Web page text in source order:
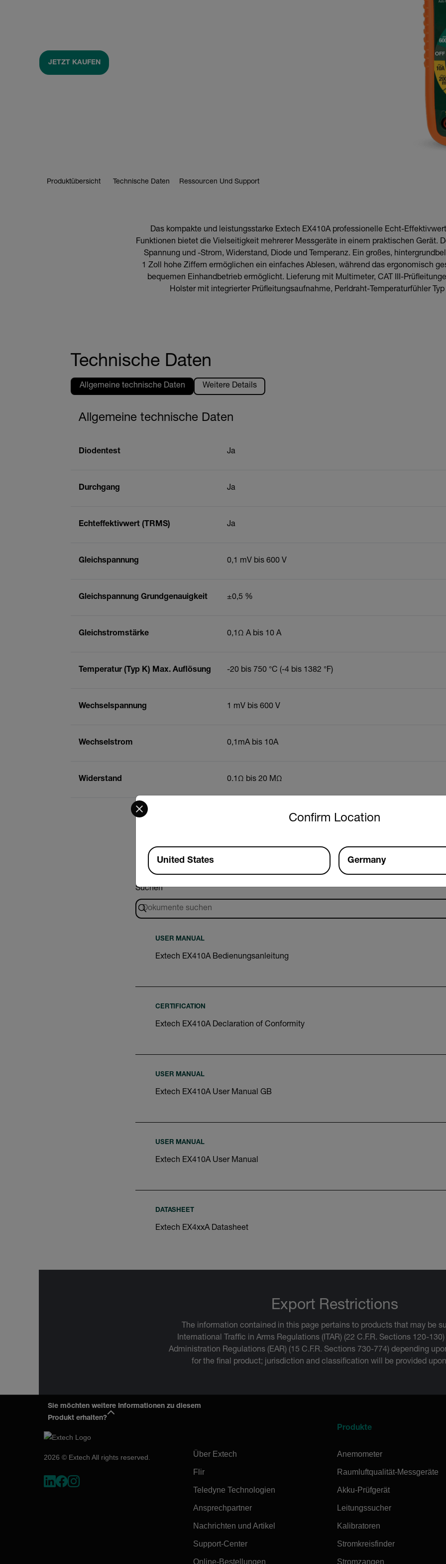
JETZT KAUFEN
Produktübersicht Technische Daten Ressourcen Und Support
Das kompakte und leistungsstarke Extech EX410A professionelle Echt-
Funktionen bietet die Vielseitigkeit mehrerer Messgeräte in einem praktischen Gerät.
Spannung und -Strom, Widerstand, Diode und Temperanz. Ein großes,
1 Zoll hohe Ziffern ermöglichen ein einfaches Ablesen, während das ergonomisch
bequemen Einhandbetrieb ermöglicht. Lieferung mit Multimeter, CAT III-
Holster mit integrierter Prüfleitungsaufnahme, Perldraht-Temperaturfühler
Technische Daten
Allgemeine technische Daten Weitere Details
Allgemeine technische Daten
Diodentest Ja
Durchgang Ja
Echteffektivwert (TRMS) Ja
Gleichspannung 0,1 mV bis 600 V
Gleichspannung Grundgenauigkeit ±0,5 %
Gleichstromstärke 0,1Ω A bis 10 A
Temperatur (Typ K) Max. Auflösung -20 bis 750 °C (-4 bis 1382 °F)
Wechselspannung 1 mV bis 600 V
Wechselstrom 0,1mA bis 10A
Widerstand 0.1Ω bis 20 MΩ
Dokumente
Suchen
USER MANUAL
Extech EX410A Bedienungsanleitung
CERTIFICATION
Extech EX410A Declaration of Conformity
USER MANUAL
Extech EX410A User Manual GB
USER MANUAL
Extech EX410A User Manual
DATASHEET
Extech EX4xxA Datasheet
Export Restrictions
The information contained in this page pertains to products that may be
International Traffic in Arms Regulations (ITAR) (22 C.F.R. Sections 120-
Administration Regulations (EAR) (15 C.F.R. Sections 730-774) depending
for the final product; jurisdiction and classification will be provided
Sie möchten weitere Informationen zu diesem
Produkt erhalten?
2026 © Extech All rights reserved. Über Extech
Flir
Teledyne Technologien
Ansprechpartner
Nachrichten und Artikel
Support-Center
Online-Bestellungen
Produkte
Anemometer
Raumluftqualität-Messgeräte
Akku-Prüfgerät
Leitungssucher
Kalibratoren
Stromkreisfinder
Stromzangen
Confirm Location
Select your preferred country and language from the options below to access the
Available Locations
United States Germany